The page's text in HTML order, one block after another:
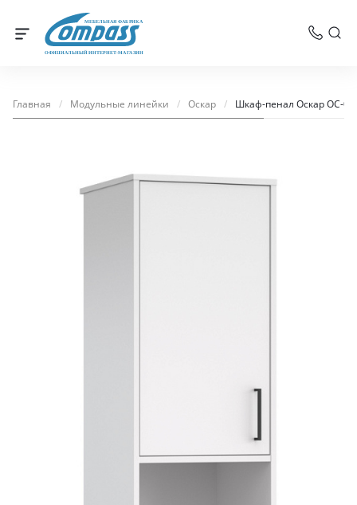
МЕБЕЛЬНАЯ ФАБРИКА
ОФИЦИАЛЬНЫЙ ИНТЕРНЕТ-МАГАЗИН
Главная / Модульные линейки / Оскар / Шкаф-пенал Оскар ОС-02